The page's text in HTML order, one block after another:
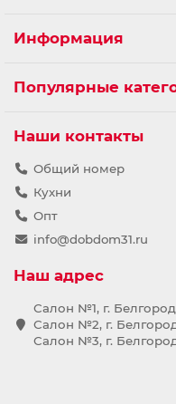
Информация
Популярные
Наши контакты
Общий номер
Кухни
Опт
info@dobdom31.ru
Наш адрес
Салон №1, г.
Салон №2, г.
Салон №3, г.